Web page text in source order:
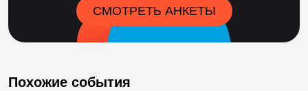
СМОТРЕТЬ АНКЕТЫ
Похожие события